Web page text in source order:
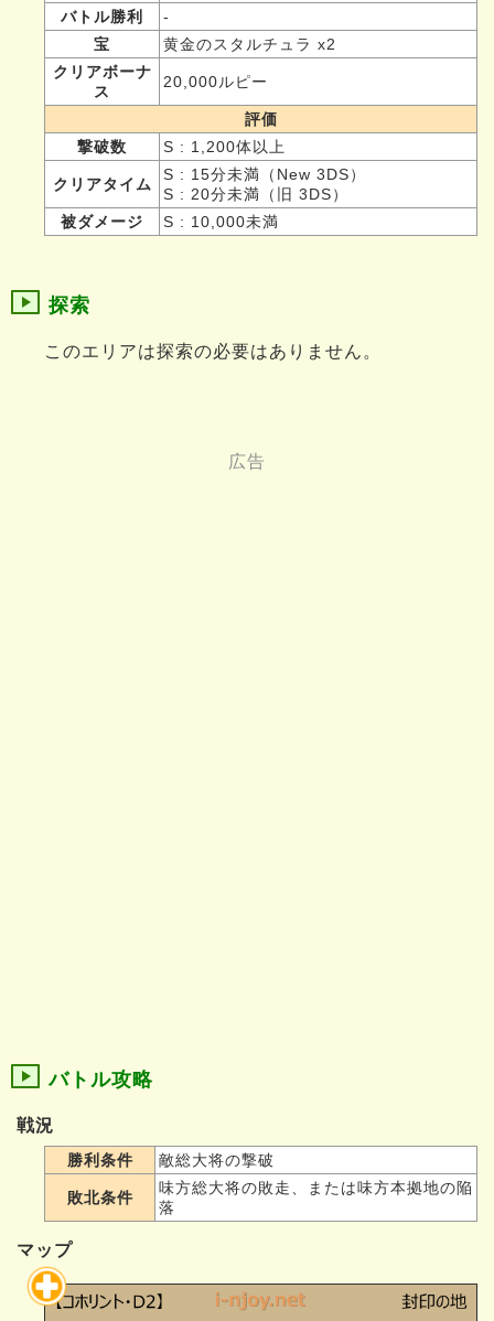
バトル勝利
-
宝
黄金のスタルチュラ x2
クリアボーナ
ス
20,000ルピー
評価
撃破数
S : 1,200体以上
クリアタイム
S : 15分未満（New 3DS）
S : 20分未満（旧 3DS）
被ダメージ
S : 10,000未満
探索
このエリアは探索の必要はありません。
バトル攻略
戦況
勝利条件 敵総大将の撃破
敗北条件
味方総大将の敗走、または味方本拠地の陥
落
マップ